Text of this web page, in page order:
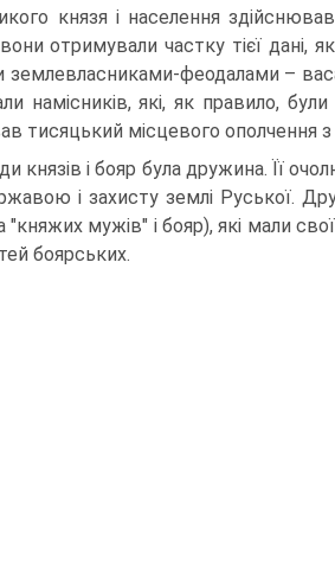
князя і населення
отримували частку тієї дані,
землевласниками-феодалами –
намісників, які, як правило,
тисяцький місцевого ополчення
князів і бояр була дружина. Її
і захисту землі Руської.
"княжих мужів" і бояр), які мали
боярських.